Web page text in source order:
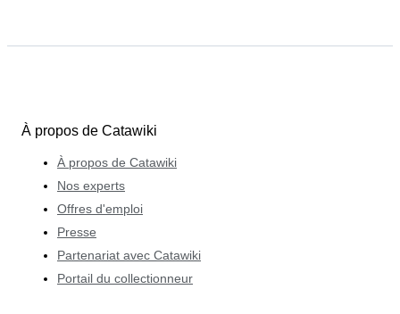
À propos de Catawiki
À propos de Catawiki
Nos experts
Offres d'emploi
Presse
Partenariat avec Catawiki
Portail du collectionneur